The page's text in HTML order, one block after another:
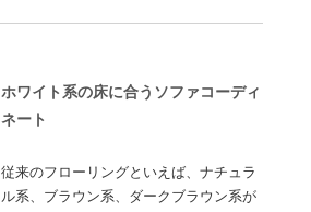
ホワイト系の床に合うソファコーディ
ネート
従来のフローリングといえば、ナチュラ
ル系、ブラウン系、ダークブラウン系が